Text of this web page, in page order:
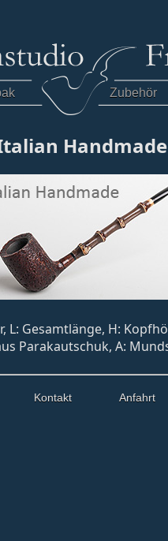
Zubehör
Handmade
L: Gesamtlänge, H:
Parakautschuk, A:
Kontakt Anfahrt